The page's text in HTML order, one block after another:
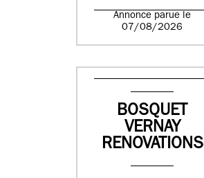
Annonce parue le
07/08/2026
BOSQUET
VERNAY
RENOVATIONS